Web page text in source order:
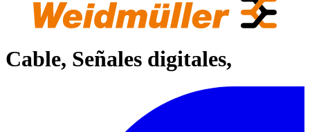
Cable, Señales digitales,